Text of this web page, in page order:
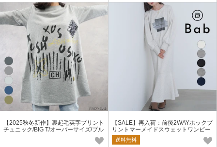
【2025秋冬新作】裏起毛英字プリント
チュニック/BIG T/オーバーサイズ/プル
【SALE】再入荷：前後2WAYホックプ
リントマーメイドスウェットワンピー
ス◇人気デザイン
送料無料